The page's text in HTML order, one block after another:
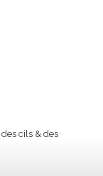
cils & des